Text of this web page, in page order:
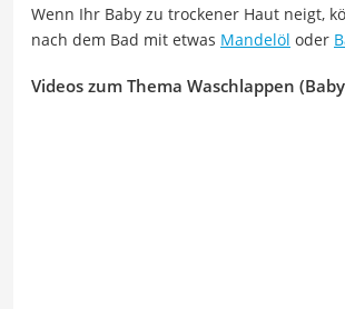
Wenn Ihr Baby zu trockener Haut neigt,
nach dem Bad mit etwas Mandelöl oder
Videos zum Thema Waschlappen